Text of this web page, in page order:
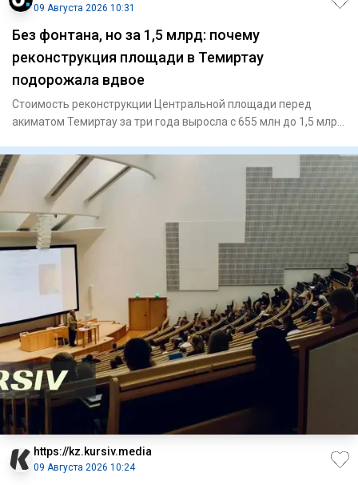
09 Августа 2026 10:31
Без фонтана, но за 1,5 млрд: почему
реконструкция площади в Темиртау
подорожала вдвое
Стоимость реконструкции Центральной площади перед
акиматом Темиртау за три года выросла с 655 млн до 1,5 млрд
https://kz.kursiv.media
09 Августа 2026 10:24